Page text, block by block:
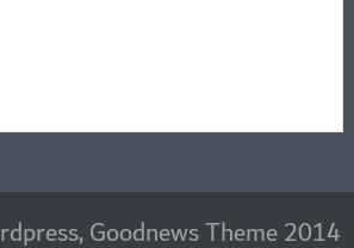
Goodnews Theme